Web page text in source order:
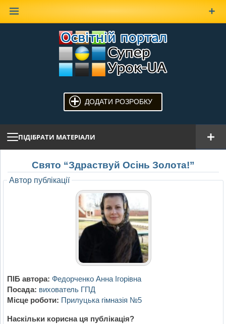
ДОДАТИ РОЗРОБКУ
ПІДІБРАТИ МАТЕРІАЛИ
Свято “Здраствуй Осінь Золота!”
Автор публікації
ПІБ автора: Федорченко Анна Ігорівна
Посада: вихователь ГПД
Місце роботи: Прилуцька гімназія №5
Наскільки корисна ця публікація?